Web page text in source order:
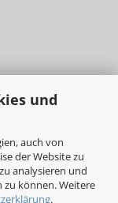
und
auch von
der Website zu
analysieren und
zu können. Weitere
.